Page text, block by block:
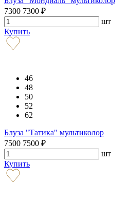
7300 7300 ₽
шт
Купить
46
48
50
52
62
Блуза "Татика" мультиколор
7500 7500 ₽
шт
Купить